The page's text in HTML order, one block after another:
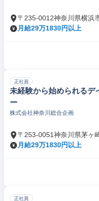
〒235-0012神奈川県横浜
月給29万1830円以上
正社員
未経験から始められるデ
ー
株式会社神奈川総合企画
〒253-0051神奈川県茅ヶ
月給29万1830円以上
正社員